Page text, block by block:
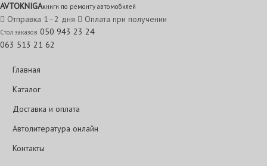
AVTOKNIGAкниги по ремонту автомобилей
Отправка 1–2 дня Оплата при получении
Стол заказов 050 943 23 24
063 513 21 62
Главная
Каталог
Доставка и оплата
Автолитература онлайн
Контакты